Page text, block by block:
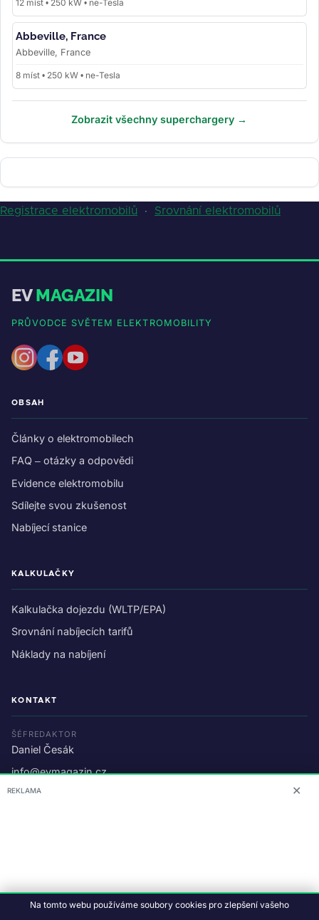
12 míst • 250 kW • ne-Tesla
Abbeville, France
Abbeville, France
8 míst • 250 kW • ne-Tesla
Zobrazit všechny superchargery →
Registrace elektromobilů · Srovnání elektromobilů
EVMAGAZIN
PRŮVODCE SVĚTEM ELEKTROMOBILITY
OBSAH
Články o elektromobilech
FAQ – otázky a odpovědi
Evidence elektromobilu
Sdílejte svou zkušenost
Nabíjecí stanice
KALKULAČKY
Kalkulačka dojezdu (WLTP/EPA)
Srovnání nabíjecích tarifů
Náklady na nabíjení
KONTAKT
ŠÉFREDAKTOR
Daniel Česák
info@evmagazin.cz
O nás
© 2026 EV Magazin.Podmínky a ochrana dat.
REKLAMA ✕
Na tomto webu používáme soubory cookies pro zlepšení vašeho